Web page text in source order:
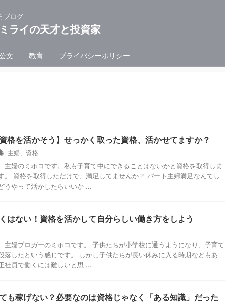
ブログ
ライの天才と投資家
文 教育 プライバシーポリシー
資格を活かそう】せっかく取った資格、活かせてますか？
主婦、資格
婦のミホコです。私も子育て中にできることはないかと資格を取得しま
。 資格を取得しただけで、満足してませんか？ パート主婦満足なんてし
うやって活かしたらいいか ...
はない！資格を活かして自分らしい働き方をしよう
婦ブロガーのミホコです。 子供たちが小学校に通うようになり、子育て
落したという感じです。 しかし子供たちが長い休みに入る時期などもあ
社員で働くには難しいと思 ...
も稼げない？必要なのは資格じゃなく「ある知識」だった